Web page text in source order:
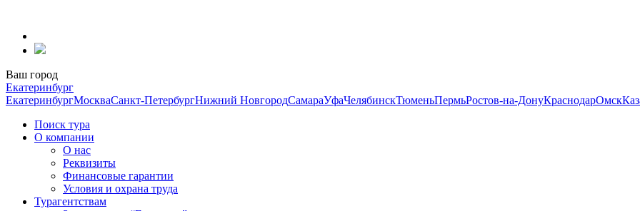
содержанию
Ваш город
Екатеринбург
ЕкатеринбургМоскваСанкт-ПетербургНижний НовгородСамараУфаЧелябинскТюменьПермьРостов-на-ДонуКраснодарОмск
Поиск тура
О компании
О нас
Реквизиты
Финансовые гарантии
Условия и охрана труда
Турагентствам